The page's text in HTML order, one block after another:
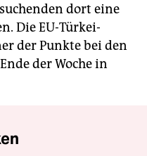
dort eine
Die EU-Türkei-
der Punkte bei den
der Woche in